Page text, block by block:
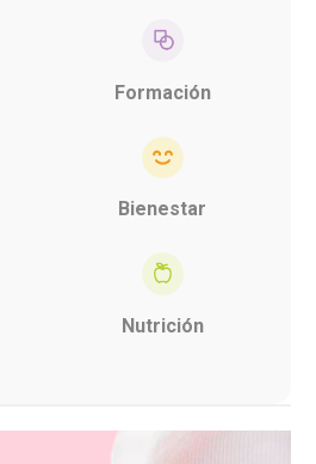
Formación
Bienestar
Nutrición